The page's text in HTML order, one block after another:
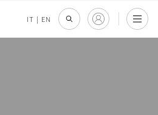
IT | EN